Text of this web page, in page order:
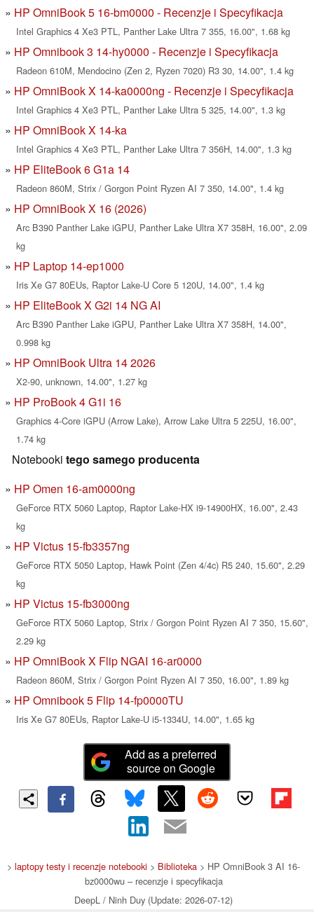
HP OmniBook 5 16-bm0000 - Recenzje i Specyfikacja
Intel Graphics 4 Xe3 PTL, Panther Lake Ultra 7 355, 16.00", 1.68 kg
HP Omnibook 3 14-hy0000 - Recenzje i Specyfikacja
Radeon 610M, Mendocino (Zen 2, Ryzen 7020) R3 30, 14.00", 1.4 kg
HP OmniBook X 14-ka0000ng - Recenzje i Specyfikacja
Intel Graphics 4 Xe3 PTL, Panther Lake Ultra 5 325, 14.00", 1.3 kg
HP OmniBook X 14-ka
Intel Graphics 4 Xe3 PTL, Panther Lake Ultra 7 356H, 14.00", 1.3 kg
HP EliteBook 6 G1a 14
Radeon 860M, Strix / Gorgon Point Ryzen AI 7 350, 14.00", 1.4 kg
HP OmniBook X 16 (2026)
Arc B390 Panther Lake iGPU, Panther Lake Ultra X7 358H, 16.00", 2.09
kg
HP Laptop 14-ep1000
Iris Xe G7 80EUs, Raptor Lake-U Core 5 120U, 14.00", 1.4 kg
HP EliteBook X G2i 14 NG AI
Arc B390 Panther Lake iGPU, Panther Lake Ultra X7 358H, 14.00",
0.998 kg
HP OmniBook Ultra 14 2026
X2-90, unknown, 14.00", 1.27 kg
HP ProBook 4 G1i 16
Graphics 4-Core iGPU (Arrow Lake), Arrow Lake Ultra 5 225U, 16.00",
1.74 kg
Notebooki tego samego producenta
HP Omen 16-am0000ng
GeForce RTX 5060 Laptop, Raptor Lake-HX i9-14900HX, 16.00", 2.43
kg
HP Victus 15-fb3357ng
GeForce RTX 5050 Laptop, Hawk Point (Zen 4/4c) R5 240, 15.60", 2.29
kg
HP Victus 15-fb3000ng
GeForce RTX 5060 Laptop, Strix / Gorgon Point Ryzen AI 7 350, 15.60",
2.29 kg
HP OmniBook X Flip NGAI 16-ar0000
Radeon 860M, Strix / Gorgon Point Ryzen AI 7 350, 16.00", 1.89 kg
HP Omnibook 5 Flip 14-fp0000TU
Iris Xe G7 80EUs, Raptor Lake-U i5-1334U, 14.00", 1.65 kg
Add as a preferred
source on Google
> laptopy testy i recenzje notebooki > Biblioteka > HP OmniBook 3 AI 16-
bz0000wu – recenzje i specyfikacja
DeepL / Ninh Duy (Update: 2026-07-12)